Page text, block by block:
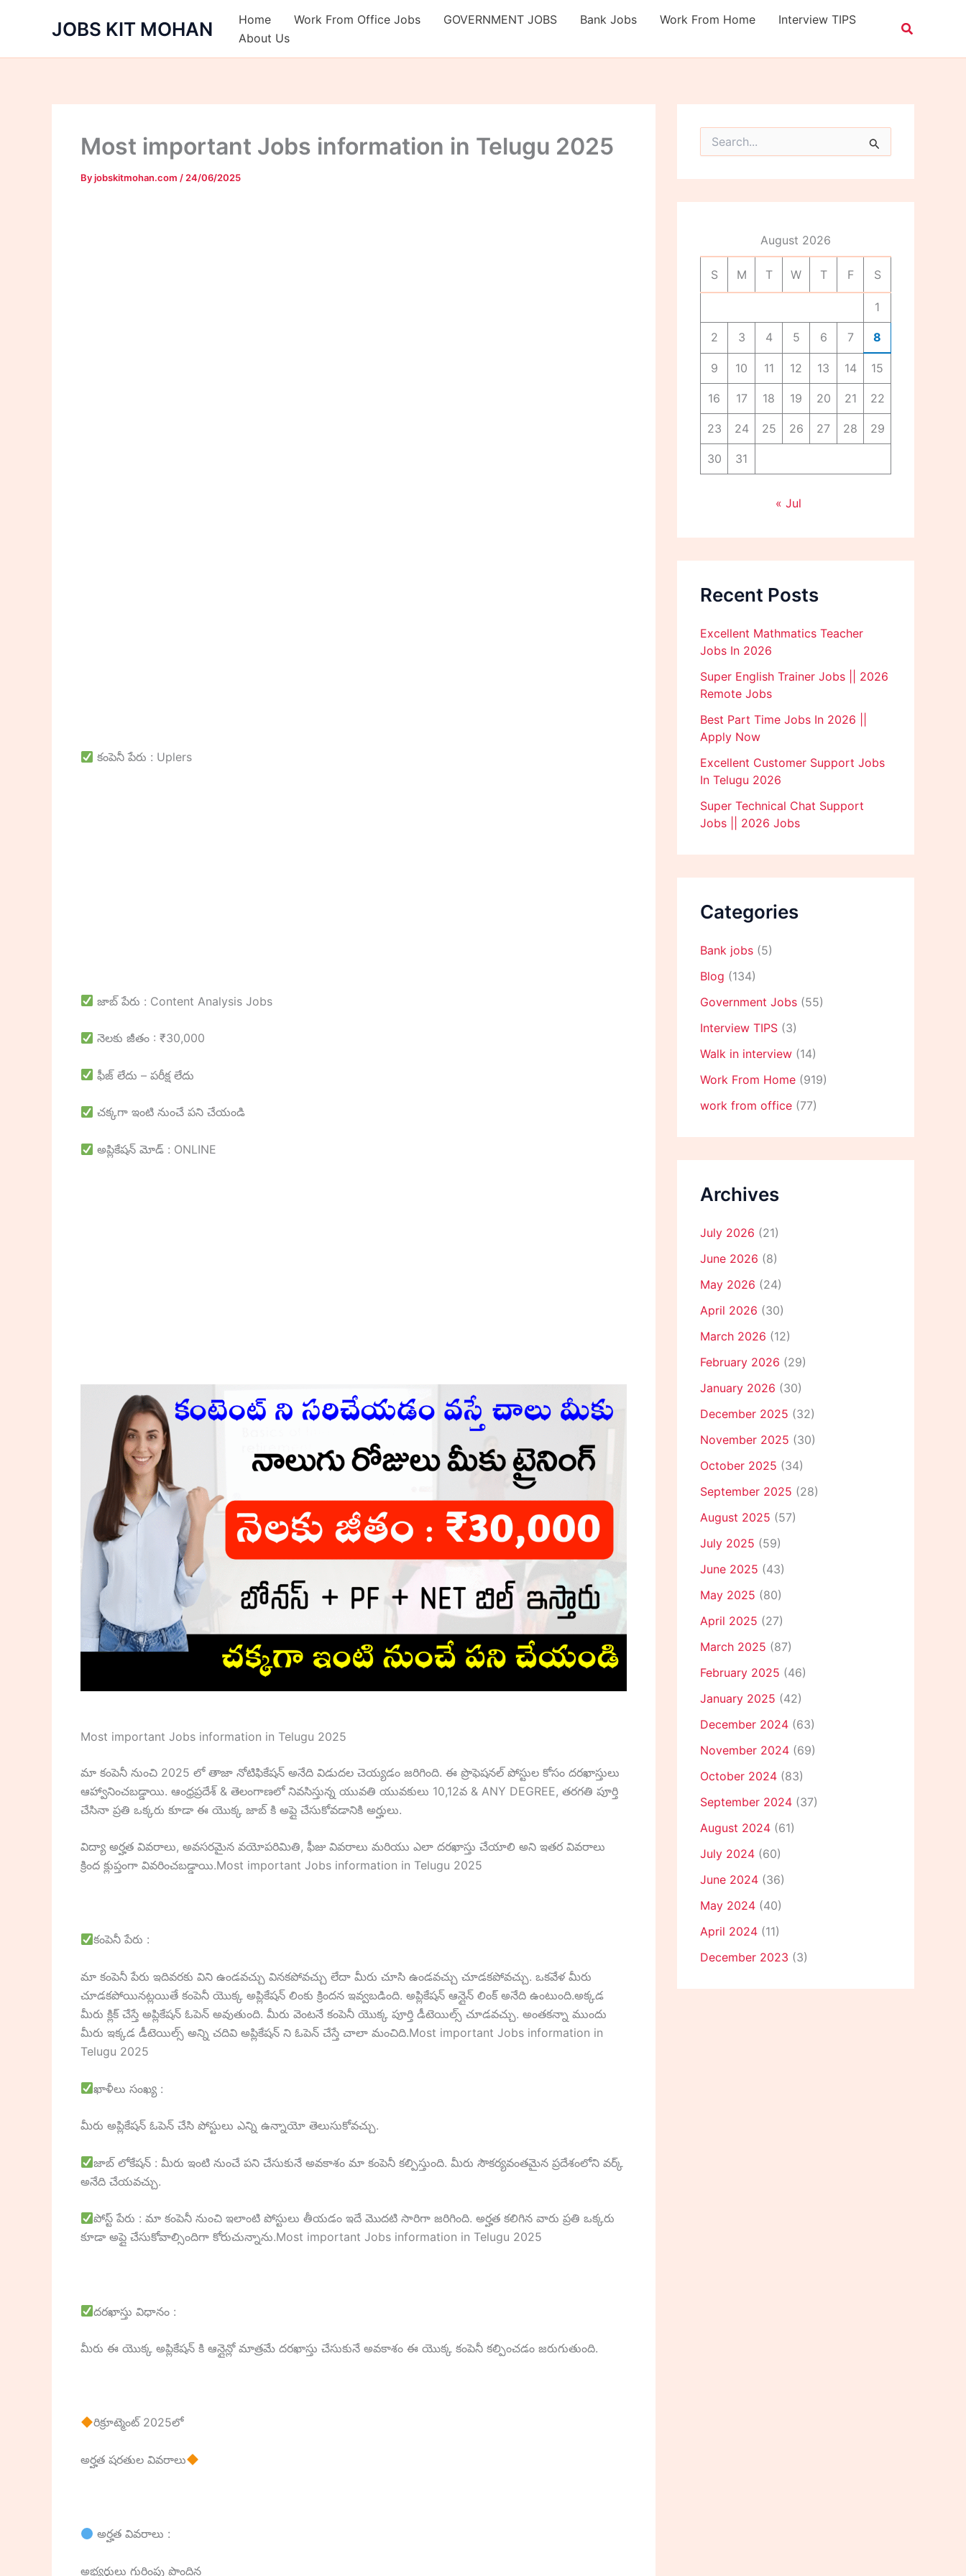
JOBS KIT MOHAN Home Work From Office Jobs GOVERNMENT JOBS Bank Jobs Work From Home
Interview TIPS
About Us
Most important Jobs information in Telugu 2025
Byjobskitmohan.com / 24/06/2025
కంపెనీ పేరు : Uplers
జాబ్ పేరు : Content Analysis Jobs
నెలకు జీతం : ₹30,000
ఫీజ్ లేదు – పరీక్ష లేదు
చక్కగా ఇంటి నుంచే పని చేయండి
అప్లికేషన్ మోడ్ : ONLINE
Most important Jobs information in Telugu 2025
మా కంపెనీ నుంచి 2025 లో తాజా నోటిఫికేషన్ అనేది విడుదల చెయ్యడం జరిగింది. ఈ ప్రొఫెషనల్ పోస్టుల కోసం దరఖాస్తులు
ఆహ్వానించబడ్డాయి. ఆంధ్రప్రదేశ్ & తెలంగాణలో నివసిస్తున్న యువతి యువకులు 10,12వ & ANY DEGREE, తరగతి పూర్తి
చేసినా ప్రతి ఒక్కరు కూడా ఈ యొక్క జాబ్ కి అప్లై చేసుకోవడానికి అర్హులు.
విద్యా అర్హత వివరాలు, అవసరమైన వయోపరిమితి, ఫీజు వివరాలు మరియు ఎలా దరఖాస్తు చేయాలి అని ఇతర వివరాలు
క్రింద క్లుప్తంగా వివరించబడ్డాయి.Most important Jobs information in Telugu 2025
కంపెనీ పేరు :
మా కంపెనీ పేరు ఇదివరకు విని ఉండవచ్చు వినకపోవచ్చు లేదా మీరు చూసి ఉండవచ్చు చూడకపోవచ్చు. ఒకవేళ మీరు
చూడకపోయినట్లయితే కంపెనీ యొక్క అప్లికేషన్ లింకు క్రిందన ఇవ్వబడింది. అప్లికేషన్ ఆన్లైన్ లింక్ అనేది ఉంటుంది.అక్కడ
మీరు క్లిక్ చేస్తే అప్లికేషన్ ఓపెన్ అవుతుంది. మీరు వెంటనే కంపెనీ యొక్క పూర్తి డీటెయిల్స్ చూడవచ్చు. అంతకన్నా ముందు
మీరు ఇక్కడ డీటెయిల్స్ అన్ని చదివి అప్లికేషన్ ని ఓపెన్ చేస్తే చాలా మంచిది.Most important Jobs information in
Telugu 2025
ఖాళీలు సంఖ్య :
మీరు అప్లికేషన్ ఓపెన్ చేసి పోస్టులు ఎన్ని ఉన్నాయో తెలుసుకోవచ్చు.
జాబ్ లోకేషన్ : మీరు ఇంటి నుంచే పని చేసుకునే అవకాశం మా కంపెనీ కల్పిస్తుంది. మీరు సౌకర్యవంతమైన ప్రదేశంలోని వర్క్
అనేది చేయవచ్చు.
పోస్ట్ పేరు : మా కంపెనీ నుంచి ఇలాంటి పోస్టులు తీయడం ఇదే మొదటి సారిగా జరిగింది. అర్హత కలిగిన వారు ప్రతి ఒక్కరు
కూడా అప్లై చేసుకోవాల్సిందిగా కోరుచున్నాను.Most important Jobs information in Telugu 2025
దరఖాస్తు విధానం :
మీరు ఈ యొక్క అప్లికేషన్ కి ఆన్లైన్లో మాత్రమే దరఖాస్తు చేసుకునే అవకాశం ఈ యొక్క కంపెనీ కల్పించడం జరుగుతుంది.
రిక్రూట్మెంట్ 2025లో
అర్హత షరతుల వివరాలు
అర్హత వివరాలు :
అభ్యర్థులు గుర్తింపు పొందిన
r
h
August 2026
S M T W T F S
1
2 3 4 5 6 7 8
9 10 11 12 13 14 15
16 17 18 19 20 21 22
23 24 25 26 27 28 29
30 31
« Jul
Recent Posts
Excellent Mathmatics Teacher
Jobs In 2026
Super English Trainer Jobs || 2026
Remote Jobs
Best Part Time Jobs In 2026 ||
Apply Now
Excellent Customer Support Jobs
In Telugu 2026
Super Technical Chat Support
Jobs || 2026 Jobs
Categories
Bank jobs (5)
Blog (134)
Government Jobs (55)
Interview TIPS (3)
Walk in interview (14)
Work From Home (919)
work from office (77)
Archives
July 2026 (21)
June 2026 (8)
May 2026 (24)
April 2026 (30)
March 2026 (12)
February 2026 (29)
January 2026 (30)
December 2025 (32)
November 2025 (30)
October 2025 (34)
September 2025 (28)
August 2025 (57)
July 2025 (59)
June 2025 (43)
May 2025 (80)
April 2025 (27)
March 2025 (87)
February 2025 (46)
January 2025 (42)
December 2024 (63)
November 2024 (69)
October 2024 (83)
September 2024 (37)
August 2024 (61)
July 2024 (60)
June 2024 (36)
May 2024 (40)
April 2024 (11)
December 2023 (3)